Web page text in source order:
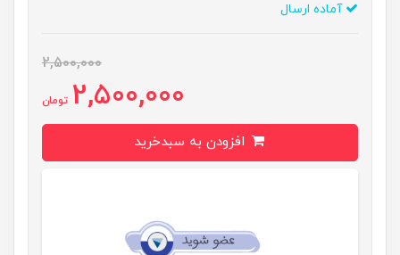
آماده ارسال
2,500,000
2,500,000 تومان